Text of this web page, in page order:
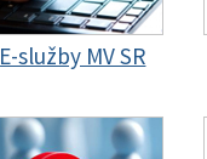
E-služby MV SR